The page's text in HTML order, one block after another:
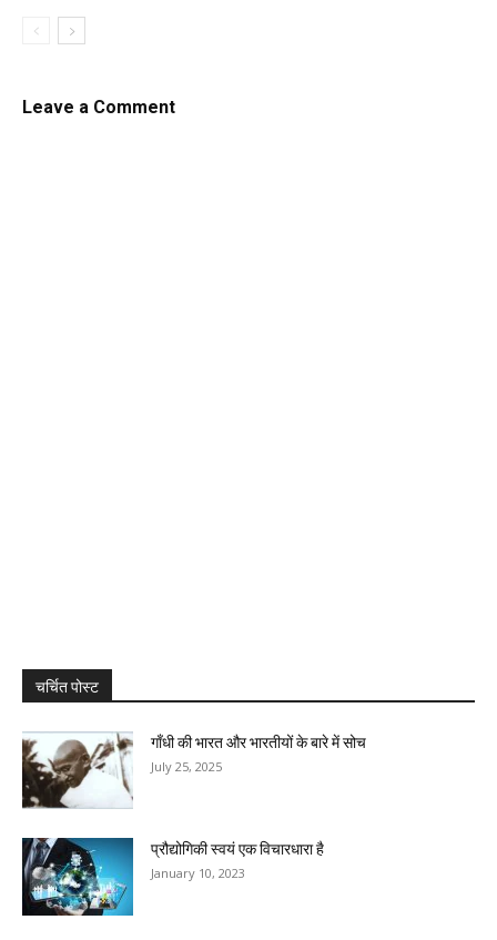
Leave a Comment
चर्चित पोस्ट
गाँधी की भारत और भारतीयों के बारे में सोच
July 25, 2025
प्रौद्योगिकी स्वयं एक विचारधारा है
January 10, 2023